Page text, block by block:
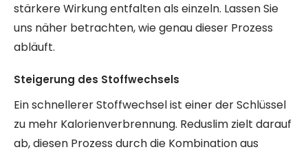
stärkere Wirkung entfalten als einzeln. Lassen Sie
uns näher betrachten, wie genau dieser Prozess
abläuft.
Steigerung des Stoffwechsels
Ein schnellerer Stoffwechsel ist einer der Schlüssel
zu mehr Kalorienverbrennung. Reduslim zielt darauf
ab, diesen Prozess durch die Kombination aus